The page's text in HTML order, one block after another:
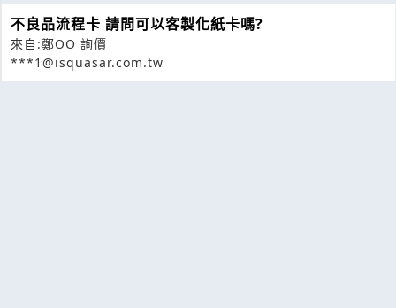
不良品流程卡 請問可以客製化紙卡嗎?
來自:鄭OO 詢價
***1@isquasar.com.tw